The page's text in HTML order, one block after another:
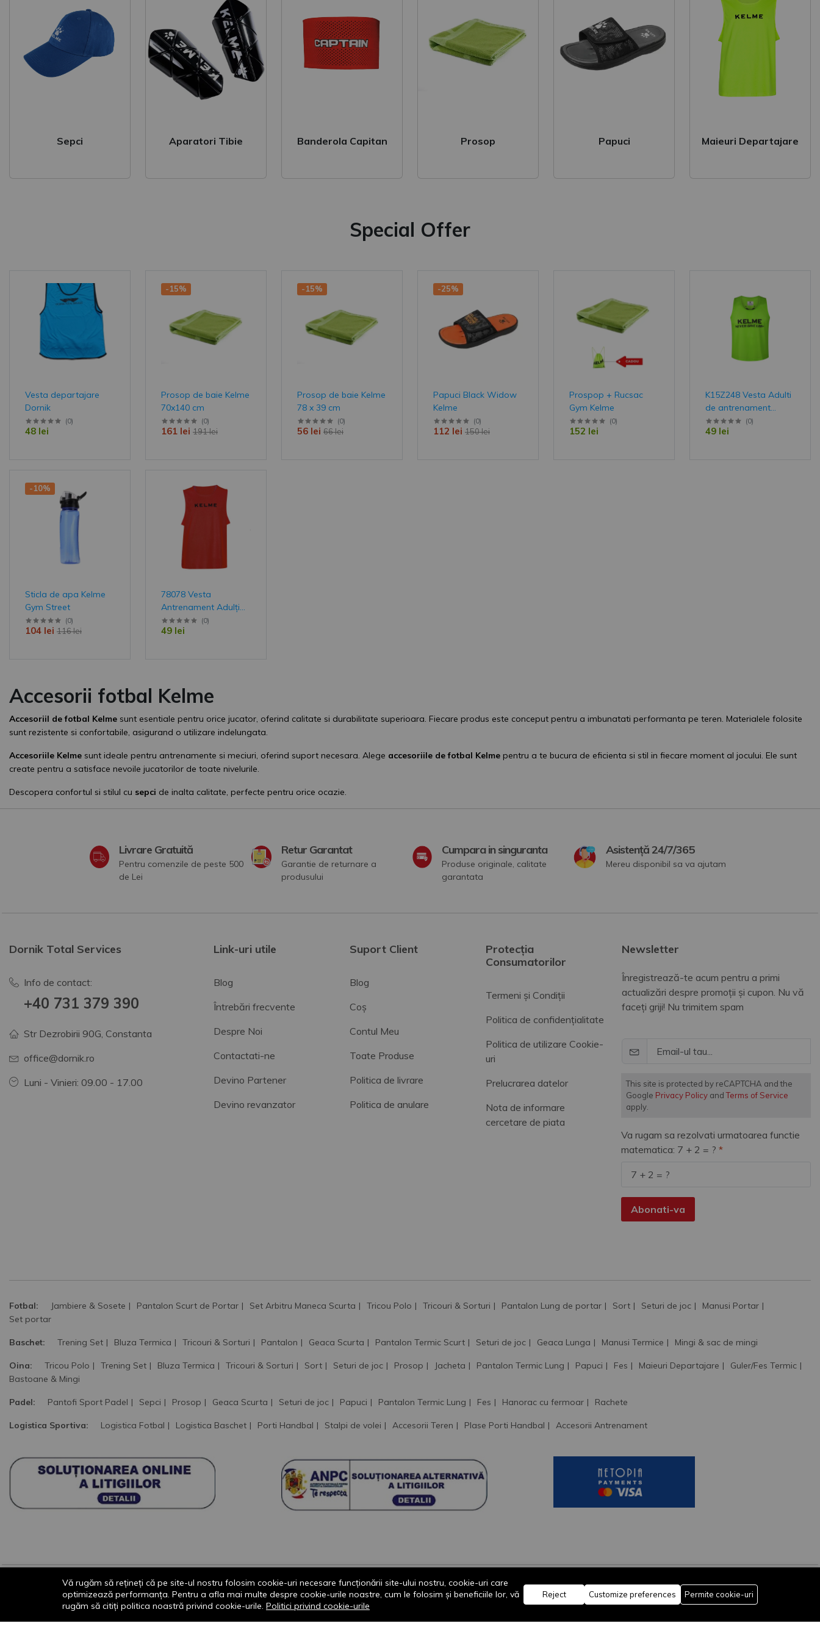
mișcare!
Înscrie-te și primești un cod de reducere
exclusiv la prima comandă!
This site is protected by reCAPTCHA and
the Google
Terms of
Veste
Jacheta
Geaca ploaie
Geaca scurta
Geaca lunga
Pantaloni lungi
Pantaloni scurti
Tricou & polo
Sepci Aparatori Tibie Banderola Capitan Prosop Papuci Maieuri Departajare
Special Offer
Vesta departajare
Dornik
(0)
48 lei
-15%
Prosop de baie Kelme
70x140 cm
(0)
191 lei
161 lei
-15%
Prosop de baie Kelme
78 x 39 cm
(0)
66 lei
56 lei
-25%
Papuci Black Widow
Kelme
(0)
150 lei
112 lei
Prospop + Rucsac
Gym Kelme
(0)
152 lei
K15Z248 Vesta Adulti
de antrenament
Kelme Team
(0)
49 lei
-10%
Sticla de apa Kelme
Gym Street
(0)
116 lei
104 lei
78078 Vesta
Antrenament Adulți
ELEGANCE Kelme
(0)
49 lei
Accesorii fotbal Kelme
Accesoriil de fotbal Kelme sunt esentiale pentru orice jucator, oferind calitate si durabilitate superioara. Fiecare produs este conceput pentru a imbunatati performanta pe teren. Materialele folosite
sunt rezistente si confortabile, asigurand o utilizare indelungata.
Accesoriile Kelme sunt ideale pentru antrenamente si meciuri, oferind suport necesara. Alege accesoriile de fotbal Kelme pentru a te bucura de eficienta si stil in fiecare moment al jocului. Ele sunt
create pentru a satisface nevoile jucatorilor de toate nivelurile.
Descopera confortul si stilul cu sepci de inalta calitate, perfecte pentru orice ocazie.
Livrare Gratuită
Pentru comenzile de peste 500
de Lei
Retur Garantat
Garantie de returnare a
produsului
Cumpara in singuranta
Produse originale, calitate
garantata
Asistență 24/7/365
Mereu disponibil sa va ajutam
Dornik Total Services
Info de contact:
+40 731 379 390
Str Dezrobirii 90G, Constanta
office@dornik.ro
Luni - Vinieri: 09.00 - 17.00
Link-uri utile
Blog
Întrebări frecvente
Despre Noi
Contactati-ne
Devino Partener
Devino revanzator
Suport Client
Blog
Coș
Contul Meu
Toate Produse
Politica de livrare
Politica de anulare
Protecția
Consumatorilor
Termeni și Condiții
Politica de confidențialitate
Politica de utilizare Cookie-
uri
Prelucrarea datelor
Nota de informare
cercetare de piata
Newsletter
Înregistrează-te acum pentru a primi
actualizări despre promoții și cupon. Nu vă
faceți griji! Nu trimitem spam
This site is protected by reCAPTCHA and the
Google Privacy PolicyandTerms of Service
apply.
Va rugam sa rezolvati urmatoarea functie
matematica: 7 + 2 = ?
Abonati-va
Fotbal: Jambiere & Sosete Pantalon Scurt de Portar Set Arbitru Maneca Scurta Tricou Polo Tricouri & Sorturi Pantalon Lung de portar Sort Seturi de joc
Manusi Portar
Set portar
Baschet: Trening Set Bluza Termica Tricouri & Sorturi Pantalon Geaca Scurta Pantalon Termic Scurt Seturi de joc Geaca Lunga Manusi Termice Mingi & sac de mingi
Oina: Tricou Polo Trening Set Bluza Termica Tricouri & Sorturi Sort Seturi de joc Prosop Jacheta Pantalon Termic Lung Papuci Fes Maieuri Departajare
Guler/Fes Termic
Bastoane & Mingi
Padel: Pantofi Sport Padel Sepci Prosop Geaca Scurta Seturi de joc Papuci Pantalon Termic Lung Fes Hanorac cu fermoar Rachete
Logistica Sportiva: Logistica Fotbal Logistica Baschet Porti Handbal Stalpi de volei Accesorii Teren Plase Porti Handbal Accesorii Antrenament
© 2013-2026 - Dornik Total Services S.R.L. CUI
32211812 Reg.Com. J13/1996/2013, Str.
Transilvaniei, Nr. 19A
Rămâi conectat:
Vă rugăm să rețineți că pe site-ul nostru folosim cookie-uri necesare funcționării site-ului nostru, cookie-uri care
optimizează performanța. Pentru a afla mai multe despre cookie-urile noastre, cum le folosim și beneficiile lor, vă
rugăm să citiți politica noastră privind cookie-urile. Politici privind cookie-urile
Reject Customize preferences Permite cookie-uri